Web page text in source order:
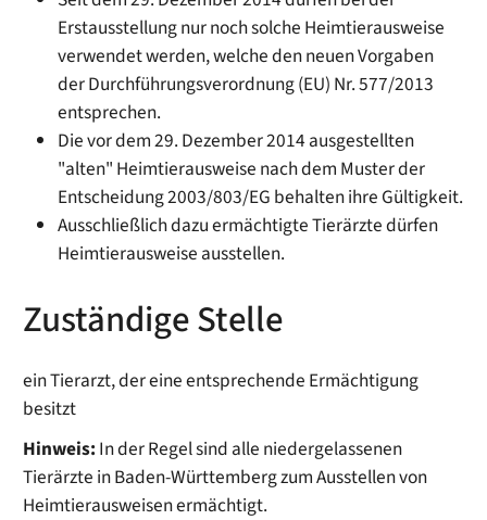
Erstausstellung nur noch solche Heimtierausweise
verwendet werden, welche den neuen Vorgaben
der Durchführungsverordnung (EU) Nr. 577/2013
entsprechen.
Die vor dem 29. Dezember 2014 ausgestellten
"alten" Heimtierausweise nach dem Muster der
Entscheidung 2003/803/EG behalten ihre Gültigkeit.
Ausschließlich dazu ermächtigte Tierärzte dürfen
Heimtierausweise ausstellen.
Zuständige Stelle
ein Tierarzt, der eine entsprechende Ermächtigung
besitzt
Hinweis: In der Regel sind alle niedergelassenen
Tierärzte in Baden-Württemberg zum Ausstellen von
Heimtierausweisen ermächtigt.